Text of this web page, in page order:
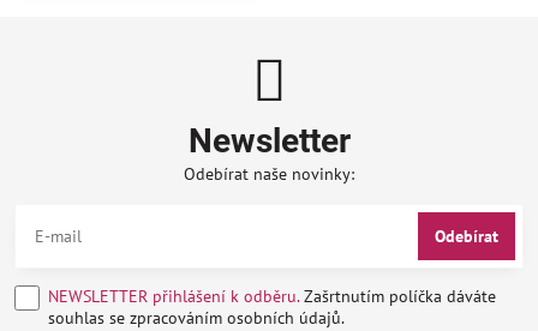
Newsletter
Odebírat naše novinky:
Odebírat
NEWSLETTER přihlášení k odběru.Zašrtnutím políčka dáváte
souhlas se zpracováním osobních údajů.